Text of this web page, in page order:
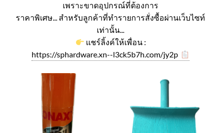
เพราะขาดอุปกรณ์ที่ต้องการ
ราคาพิเศษ... สำหรับลูกค้าที่ทำรายการสั่งซื้อผ่านเว็บไซท์
เท่านั้น...
แชร์ลิ้งค์ให้เพื่อน :
https://sphardware.xn--l3ck5b7h.com/jy2p